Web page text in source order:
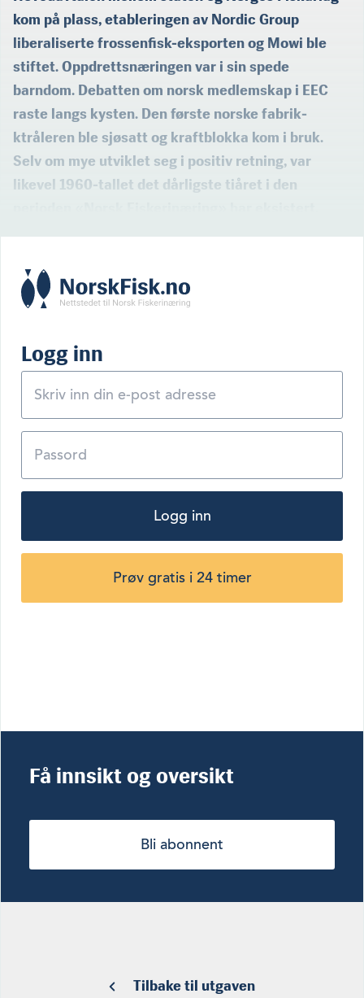
kom på plass, etableringen av Nordic Group
liberaliserte frossenfisk-eksporten og Mowi ble
stiftet. Oppdrettsnæringen var i sin spede
barndom. Debatten om norsk medlemskap i EEC
raste langs kysten. Den første norske fabrik­
ktråleren ble sjøsatt og kraftblokka kom i bruk.
Selv om mye utviklet seg i positiv retning, var
likevel 1960-tallet det dårligste tiåret i den
Logg inn
Logg inn
Prøv gratis i 24 timer
Få innsikt og oversikt
Bli abonnent
Tilbake til utgaven